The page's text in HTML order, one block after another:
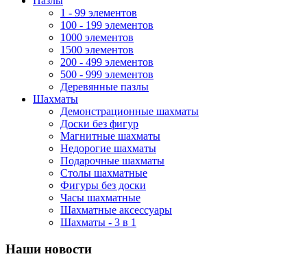
1 - 99 элементов
100 - 199 элементов
1000 элементов
1500 элементов
200 - 499 элементов
500 - 999 элементов
Деревянные пазлы
Шахматы
Демонстрационные шахматы
Доски без фигур
Магнитные шахматы
Недорогие шахматы
Подарочные шахматы
Столы шахматные
Фигуры без доски
Часы шахматные
Шахматные аксессуары
Шахматы - 3 в 1
Наши новости